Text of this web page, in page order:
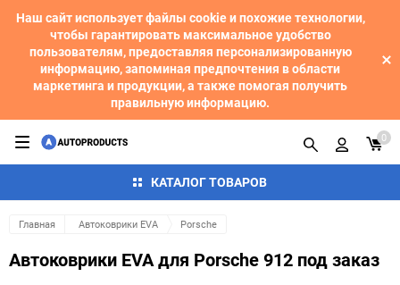
Наш сайт использует файлы cookie и похожие технологии,
чтобы гарантировать максимальное удобство
пользователям, предоставляя персонализированную
информацию, запоминая предпочтения в области
маркетинга и продукции, а также помогая получить
правильную информацию.
КАТАЛОГ ТОВАРОВ
0
Главная Автоковрики EVA Porsche
Автоковрики EVA для Porsche 912 под заказ